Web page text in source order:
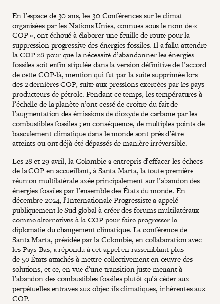
En l’espace de 30 ans, les 30 Conférences sur le climat
organisées par les Nations Unies, connues sous le nom de «
COP », ont échoué à élaborer une feuille de route pour la
suppression progressive des énergies fossiles. Il a fallu attendre
la COP 28 pour que la nécessité d’abandonner les énergies
fossiles soit enfin stipulée dans la version définitive de l’accord
de cette COP-là, mention qui fut par la suite supprimée lors
des 2 dernières COP, suite aux pressions exercées par les pays
producteurs de pétrole. Pendant ce temps, les températures à
l’échelle de la planète n’ont cessé de croître du fait de
l’augmentation des émissions de dioxyde de carbone par les
combustibles fossiles ; en conséquence, de multiples points de
basculement climatique dans le monde sont près d’être
atteints ou ont déjà été dépassés de manière irréversible.
Les 28 et 29 avril, la Colombie a entrepris d’effacer les échecs
de la COP en accueillant, à Santa Marta, la toute première
réunion multilatérale axée principalement sur l’abandon des
énergies fossiles par l’ensemble des États du monde. En
décembre 2024, l’Internationale Progressiste a appelé
publiquement le Sud global à créer des forums multilatéraux
comme alternatives à la COP pour faire progresser la
diplomatie du changement climatique. La conférence de
Santa Marta, présidée par la Colombie, en collaboration avec
les Pays-Bas, a répondu à cet appel en rassemblant plus
de 50 États attachés à mettre collectivement en œuvre des
solutions, et ce, en vue d’une transition juste menant à
l’abandon des combustibles fossiles plutôt qu’à céder aux
perpétuelles entraves aux objectifs climatiques, inhérentes aux
COP.